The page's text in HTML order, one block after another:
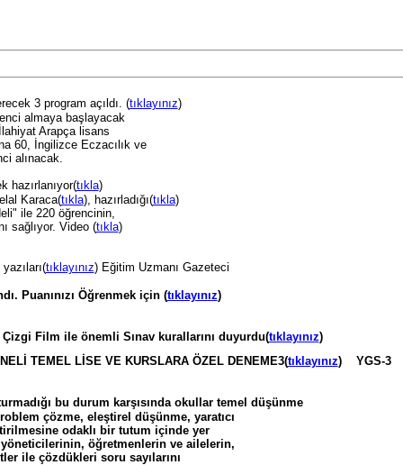
3 program açıldı. (tıklayınız)
almaya başlayacak
Arapça lisans
60, İngilizce Eczacılık ve
alınacak.
hazırlanıyor(tıkla)
Karaca(tıkla), hazırladığı(tıkla)
ile 220 öğrencinin,
sağlıyor. Video (tıkla)
yazıları(tıklayınız) Eğitim Uzmanı Gazeteci
Puanınızı Öğrenmek için (tıklayınız)
Çizgi Film ile önemli Sınav kurallarını duyurdu(tıklayınız)
TEMEL LİSE VE KURSLARA ÖZEL DENEME3(tıklayınız) YGS-3
bu durum karşısında okullar temel düşünme
çözme, eleştirel düşünme, yaratıcı
odaklı bir tutum içinde yer
öğretmenlerin ve ailelerin,
ile çözdükleri soru sayılarını